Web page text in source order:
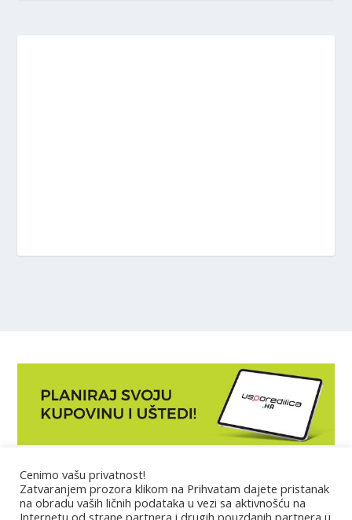
Marketing
Cenimo vašu privatnost!
Zatvaranjem prozora klikom na Prihvatam dajete pristanak
na obradu vaših ličnih podataka u vezi sa aktivnošću na
Internetu od strane partnera i drugih pouzdanih partnera u